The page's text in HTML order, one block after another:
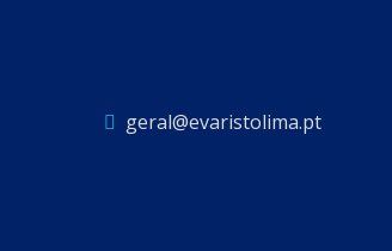
geral@evaristolima.pt